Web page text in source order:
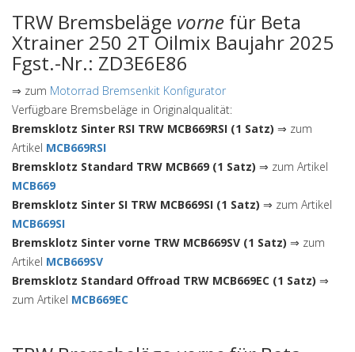
TRW Bremsbeläge vorne für Beta
Xtrainer 250 2T Oilmix Baujahr 2025
Fgst.-Nr.: ZD3E6E86
⇒ zum Motorrad Bremsenkit Konfigurator
Verfügbare Bremsbeläge in Originalqualität:
Bremsklotz Sinter RSI TRW MCB669RSI (1 Satz) ⇒ zum
Artikel MCB669RSI
Bremsklotz Standard TRW MCB669 (1 Satz) ⇒ zum Artikel
MCB669
Bremsklotz Sinter SI TRW MCB669SI (1 Satz) ⇒ zum Artikel
MCB669SI
Bremsklotz Sinter vorne TRW MCB669SV (1 Satz) ⇒ zum
Artikel MCB669SV
Bremsklotz Standard Offroad TRW MCB669EC (1 Satz) ⇒
zum Artikel MCB669EC